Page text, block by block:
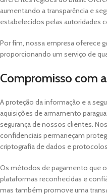
aumentando a transparência e
estabelecidos pelas autoridades
Por fim, nossa empresa oferece
proporcionando um serviço de
Compromisso com
A proteção da informação e a
aquisições de armamento
segurança de nossos clientes.
confidenciais permaneçam
criptografia de dados e
Os métodos de pagamento que
plataformas reconhecidas e
mas também promove uma